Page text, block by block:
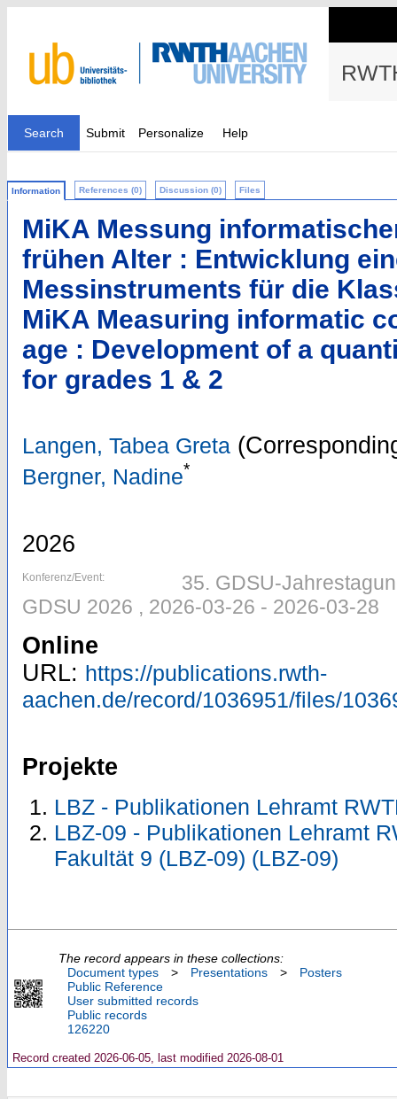
Search Submit Personalize Help
Information References (0) Discussion (0) Files
MiKA Messung
frühen Alter : Entwicklung
Messinstruments für die
MiKA Measuring informatic
age : Development of a
for grades 1 & 2
Langen, Tabea Greta
Bergner, Nadine*
2026
Konferenz/Event:
35. GDSU-
GDSU 2026 , 2026-03-26 - 2026-03-28
Online
URL: https://publications.rwth-
aachen.de/record/1036951/files/
Projekte
LBZ - Publikationen Lehramt
LBZ-09 - Publikationen Lehramt
Fakultät 9 (LBZ-09) (LBZ-09)
The record appears in these collections:
Document types
> Presentations >
Posters
Public Reference
User submitted records
Public records
126220
Record created 2026-06-05, last modified 2026-08-01